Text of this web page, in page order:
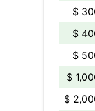
$
$
$
$
$